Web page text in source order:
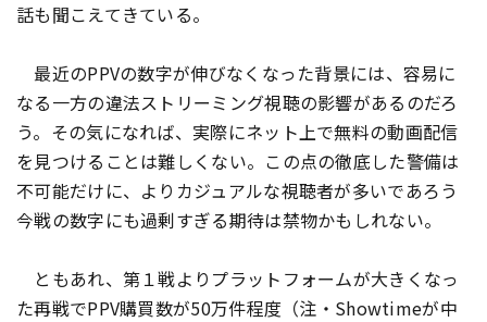
話も聞こえてきている。
最近のPPVの数字が伸びなくなった背景には、容易に
なる一方の違法ストリーミング視聴の影響があるのだろ
う。その気になれば、実際にネット上で無料の動画配信
を見つけることは難しくない。この点の徹底した警備は
不可能だけに、よりカジュアルな視聴者が多いであろう
今戦の数字にも過剰すぎる期待は禁物かもしれない。
ともあれ、第１戦よりプラットフォームが大きくなっ
た再戦でPPV購買数が50万件程度（注・Showtimeが中